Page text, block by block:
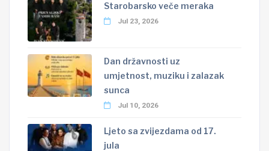
Starobarsko veče meraka
Jul 23, 2026
Dan državnosti uz
umjetnost, muziku i zalazak
sunca
Jul 10, 2026
Ljeto sa zvijezdama od 17.
jula